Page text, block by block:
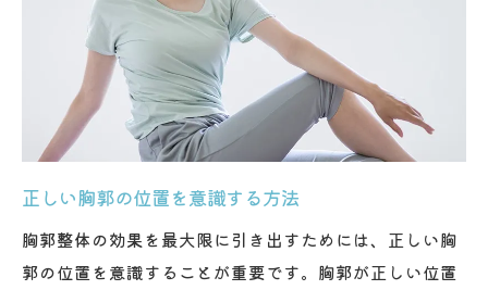
胸郭整体で健康的なライフスタイルを実現する
胸郭整体で得られる健康のメリット
ライフスタイルに合わせた整体プランの立
て方
健康維持に不可欠な胸郭のケア
胸郭整体を通じた生活習慣改善のヒント
健康長寿を目指すための整体の役割
胸郭整体で人生を豊かにするために
正しい胸郭の位置を意識する方法
胸郭整体の効果を最大限に引き出すためには、正しい胸
郭の位置を意識することが重要です。胸郭が正しい位置